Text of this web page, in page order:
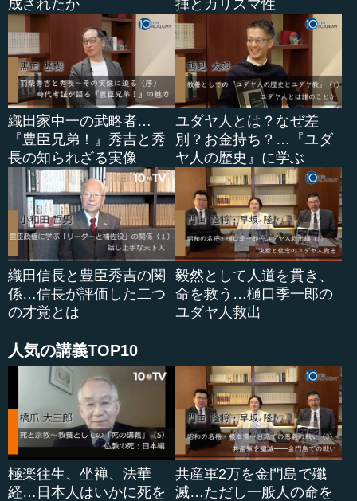
最後に、こうし...
成されたか 揮とカリスマ性
織田家中一の武略者…
『豊臣兄弟！』秀吉と秀
長の知られざる実像
ユダヤ人とは？なぜ差
別？お金持ち？…『ユダ
ヤ人の歴史』に学ぶ
織田信長と豊臣秀吉の関
係…信長が評価した二つ
の才覚とは
毅然として人道を貫き、
命を救う…樋口季一郎の
ユダヤ人救出
人気の講義TOP10
極楽往生、坐禅、法華
経…日本人はいかに死を
共産軍2万を金門島で殲
滅…ただし一般人の命を